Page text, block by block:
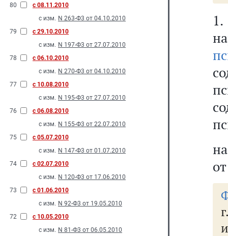
80
с 08.11.2010
с изм. N 263-Ф3 от 04.10.2010
79
с 29.10.2010
с изм. N 197-Ф3 от 27.07.2010
78
с 06.10.2010
с изм. N 270-Ф3 от 04.10.2010
77
с 10.08.2010
с изм. N 195-Ф3 от 27.07.2010
76
с 06.08.2010
с изм. N 155-Ф3 от 22.07.2010
75
с 05.07.2010
с изм. N 147-Ф3 от 01.07.2010
74
с 02.07.2010
с изм. N 120-Ф3 от 17.06.2010
73
с 01.06.2010
с изм. N 92-Ф3 от 19.05.2010
72
с 10.05.2010
с изм. N 81-Ф3 от 06.05.2010